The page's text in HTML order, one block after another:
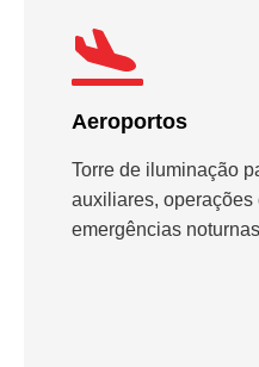
Aeroportos
Torre de iluminação
auxiliares, operações
emergências